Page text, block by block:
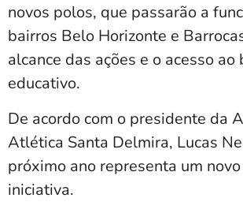
novos polos, que passarão a
bairros Belo Horizonte e
alcance das ações e o acesso ao
educativo.
De acordo com o presidente da
Atlética Santa Delmira, Lucas
próximo ano representa um
iniciativa.